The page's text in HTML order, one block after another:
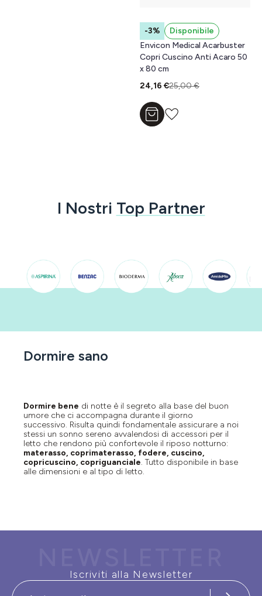
-3%
Disponibile
Envicon Medical Acarbuster
Copri Cuscino Anti Acaro 50
x 80 cm
24,16 €25,00 €
Aggiungi al carrello
I Nostri Top Partner
Dormire sano
Dormire bene di notte è il segreto alla base del buon
umore che ci accompagna durante il giorno
successivo. Risulta quindi fondamentale assicurare a noi
stessi un sonno sereno avvalendosi di accessori per il
letto che rendono più confortevole il riposo notturno:
materasso, coprimaterasso, fodere, cuscino,
copricuscino, copriguanciale. Tutto disponibile in base
alle dimensioni e al tipo di letto.
Iscriviti alla Newsletter